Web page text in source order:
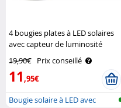
4 bougies plates à LED solaires
avec capteur de luminosité
19,90€ Prix conseillé
11,95€
Bougie solaire à LED avec